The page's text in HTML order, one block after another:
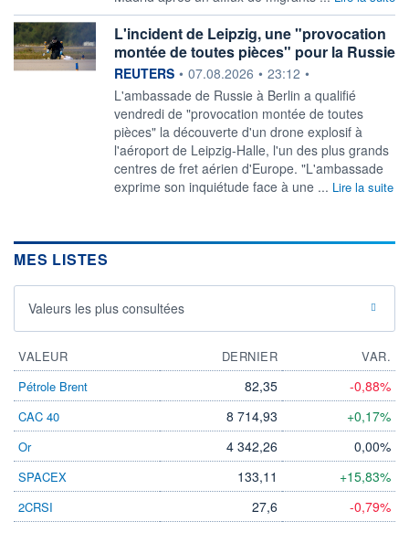
L'incident de Leipzig, une "provocation
montée de toutes pièces" pour la Russie
information fournie par
REUTERS • 07.08.2026 • 23:12 •
L'ambassade de ‌Russie à Berlin a qualifié
vendredi de "provocation montée ​de toutes
pièces" la découverte d'un drone explosif à
l'aéroport de Leipzig-Halle, l'un des plus grands
centres ​de fret aérien d'Europe. "L'ambassade
exprime son inquiétude face à une ... Lire la suite
MES LISTES
Valeurs les plus consultées
VALEUR DERNIER
VAR.
Pétrole Brent
82,35 -0,88%
CAC 40 8 714,93 +0,17%
Or 4 342,26 0,00%
SPACEX 133,11 +15,83%
2CRSI 27,6 -0,79%